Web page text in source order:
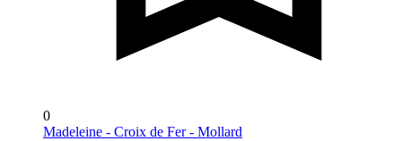
0
Madeleine - Croix de Fer - Mollard